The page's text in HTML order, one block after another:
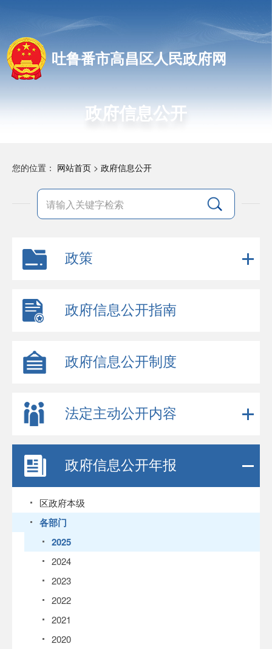
吐鲁番市高昌区人民政府网
政府信息公开
您的位置： 网站首页 > 政府信息公开
政策
政府信息公开指南
政府信息公开制度
法定主动公开内容
政府信息公开年报
区政府本级
各部门
2025
2024
2023
2022
2021
2020